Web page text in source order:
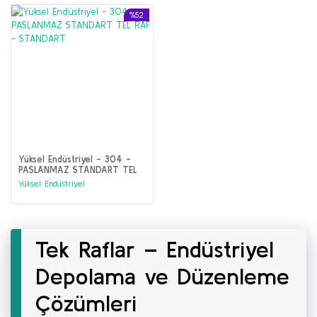
%52
Yüksel Endüstriyel - 304 -
PASLANMAZ STANDART TEL
RAF - STANDART
Yüksel Endüstriyel
Tek Raflar – Endüstriyel
Depolama ve Düzenleme
Çözümleri